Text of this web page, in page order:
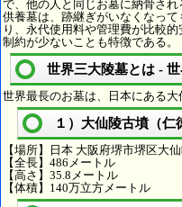
で、他の人と同じお墓に納骨さ
供養墓は、跡継ぎがいなくなっ
り、永代使用料や管理費が比較
制約が少ないことも特徴である。
世界三大陵墓とは -
世界最長のお墓は、日本にある大
１）大仙陵古墳（仁
【場所】日本 大阪府堺市堺区大
【全長】486メートル
【高さ】35.8メートル
【体積】140万立方メートル